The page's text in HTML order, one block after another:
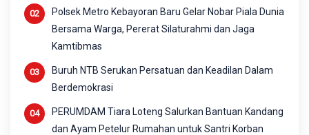
Polsek Metro Kebayoran Baru Gelar Nobar Piala Dunia
Bersama Warga, Pererat Silaturahmi dan Jaga
Kamtibmas
Buruh NTB Serukan Persatuan dan Keadilan Dalam
Berdemokrasi
PERUMDAM Tiara Loteng Salurkan Bantuan Kandang
dan Ayam Petelur Rumahan untuk Santri Korban